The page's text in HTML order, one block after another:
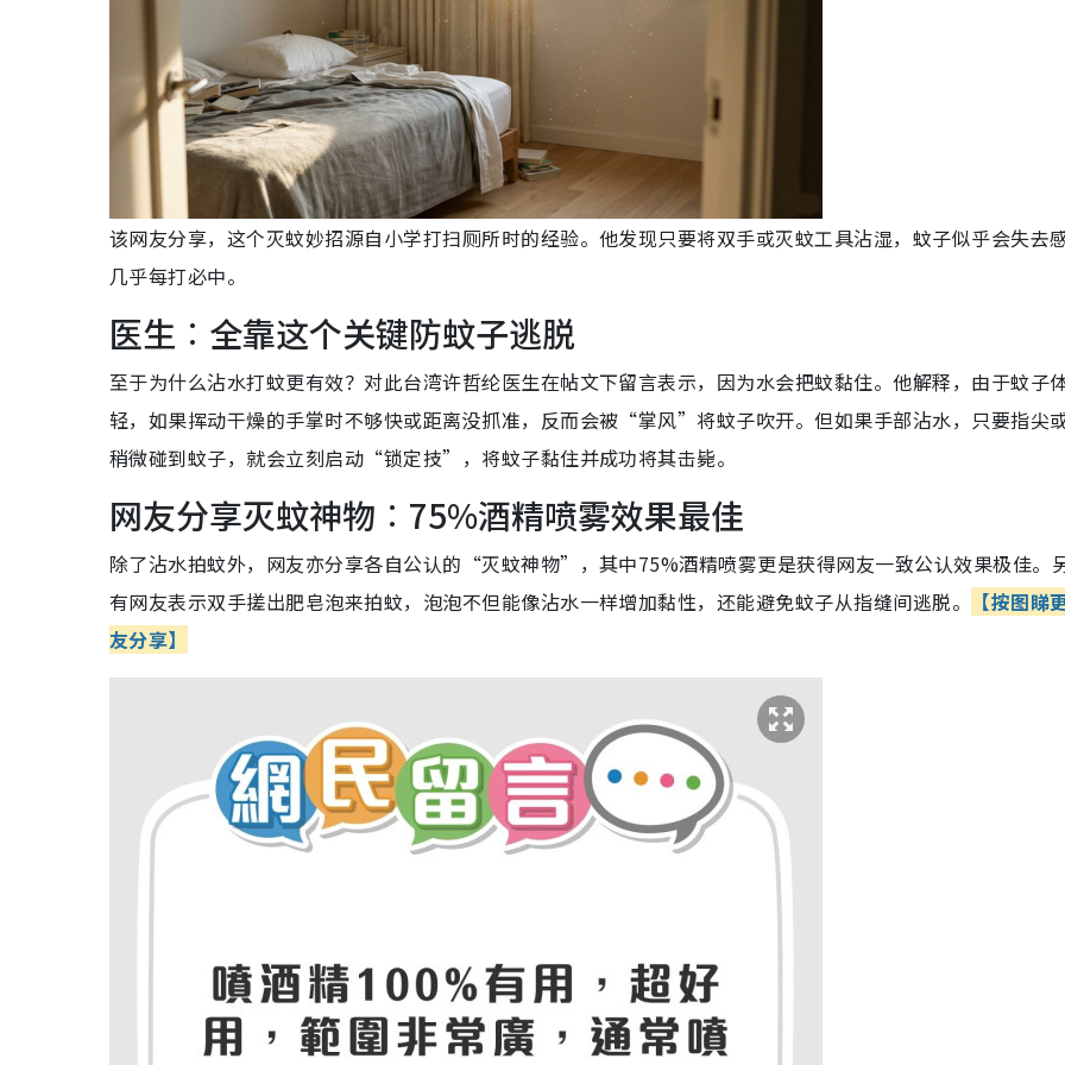
该网友分享，这个灭蚊妙招源自小学打扫厕所时的经验。他发现只要将双手或灭蚊工具沾湿，蚊子似乎会失去感
几乎每打必中。
医生︰全靠这个关键防蚊子逃脱
至于为什么沾水打蚊更有效？对此台湾许哲纶医生在帖文下留言表示，因为水会把蚊黏住。他解释，由于蚊子
轻， 如果挥动干燥的手掌时不够快或距离没抓准，反而会被“掌风”将蚊子吹开。但如果手部沾水，只要指尖
稍微碰到蚊子，就会立刻启动“锁定技”，将蚊子黏住并成功将其击毙。
网友分享灭蚊神物︰75%酒精喷雾效果最佳
除了沾水拍蚊外，网友亦分享各自公认的“灭蚊神物”，其中75%酒精喷雾更是获得网友一致公认效果极佳。
有网友表示双手搓出肥皂泡来拍蚊，泡泡不但能像沾水一样增加黏性，还能避免蚊子从指缝间逃脱。
【按图睇
友分享】